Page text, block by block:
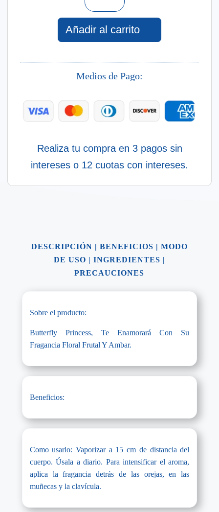
Princ
Perfume
+
Añadir al carrito
Medios de Pago:
Realiza tu compra en 3 pagos sin
intereses o 12 cuotas con intereses.
DESCRIPCIÓN | BENEFICIOS | MODO
DE USO | INGREDIENTES |
PRECAUCIONES
Sobre el producto:
Butterfly Princess, Te Enamorará Con Su
Fragancia Floral Frutal Y Ambar.
Beneficios:
Como usarlo: Vaporizar a 15 cm de distancia del
cuerpo. Úsala a diario. Para intensificar el aroma,
aplica la fragancia detrás de las orejas, en las
muñecas y la clavícula.